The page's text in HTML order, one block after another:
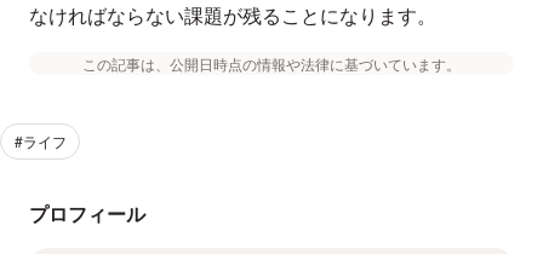
なければならない課題が残ることになります。
この記事は、公開日時点の情報や法律に基づいています。
#ライフ
プロフィール